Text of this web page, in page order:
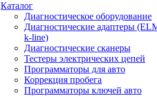
Каталог
Диагностическое оборудование
Диагностические адаптеры
k-line)
Диагностические сканеры
Тестеры электрических цепей
Программаторы для авто
Коррекция пробега
Программаторы ключей авто